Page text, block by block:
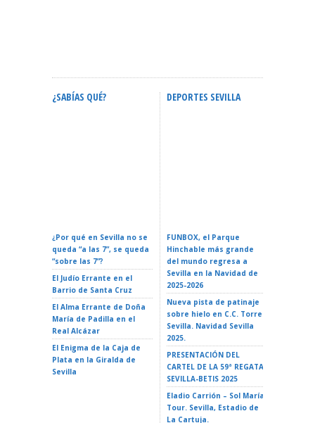
¿SABÍAS QUÉ?
¿Por qué en Sevilla no se
queda “a las 7”, se queda
“sobre las 7”?
El Judío Errante en el
Barrio de Santa Cruz
El Alma Errante de Doña
María de Padilla en el
Real Alcázar
El Enigma de la Caja de
Plata en la Giralda de
Sevilla
DEPORTES SEVILLA
FUNBOX, el Parque
Hinchable más grande
del mundo regresa a
Sevilla en la Navidad de
2025-2026
Nueva pista de patinaje
sobre hielo en C.C. Torre
Sevilla. Navidad Sevilla
2025.
PRESENTACIÓN DEL
CARTEL DE LA 59ª REGATA
SEVILLA-BETIS 2025
Eladio Carrión – Sol María
Tour. Sevilla, Estadio de
La Cartuja.